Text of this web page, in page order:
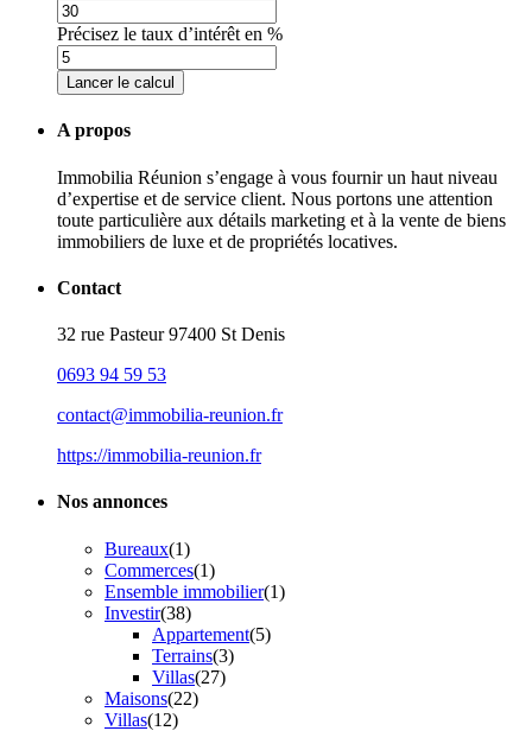
Précisez le taux d’intérêt en %
Lancer le calcul
A propos
Immobilia Réunion s’engage à vous fournir un haut niveau
d’expertise et de service client. Nous portons une attention
toute particulière aux détails marketing et à la vente de biens
immobiliers de luxe et de propriétés locatives.
Contact
32 rue Pasteur 97400 St Denis
0693 94 59 53
contact@immobilia-reunion.fr
https://immobilia-reunion.fr
Nos annonces
Bureaux(1)
Commerces(1)
Ensemble immobilier(1)
Investir(38)
Appartement(5)
Terrains(3)
Villas(27)
Maisons(22)
Villas(12)